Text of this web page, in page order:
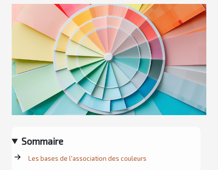
Sommaire
Les bases de l'association des couleurs